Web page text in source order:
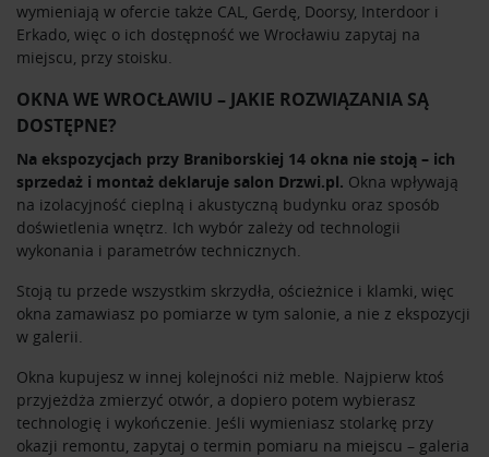
wymieniają w ofercie także CAL, Gerdę, Doorsy, Interdoor i
Erkado, więc o ich dostępność we Wrocławiu zapytaj na
miejscu, przy stoisku.
OKNA WE WROCŁAWIU – JAKIE ROZWIĄZANIA SĄ
DOSTĘPNE?
Na ekspozycjach przy Braniborskiej 14 okna nie stoją – ich
sprzedaż i montaż deklaruje salon Drzwi.pl. Okna wpływają
na izolacyjność cieplną i akustyczną budynku oraz sposób
doświetlenia wnętrz. Ich wybór zależy od technologii
wykonania i parametrów technicznych.
Stoją tu przede wszystkim skrzydła, ościeżnice i klamki, więc
okna zamawiasz po pomiarze w tym salonie, a nie z ekspozycji
w galerii.
Okna kupujesz w innej kolejności niż meble. Najpierw ktoś
przyjeżdża zmierzyć otwór, a dopiero potem wybierasz
technologię i wykończenie. Jeśli wymieniasz stolarkę przy
okazji remontu, zapytaj o termin pomiaru na miejscu – galeria